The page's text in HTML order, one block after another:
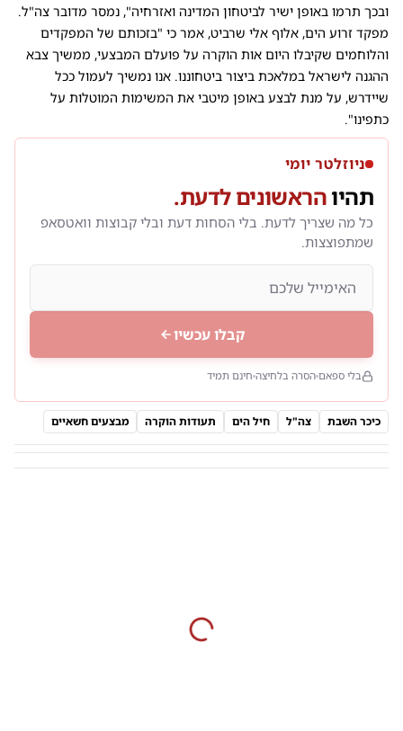
ובכך תרמו באופן ישיר לביטחון המדינה ואזרחיה", נמסר מדובר צה"ל.
מפקד זרוע הים, אלוף אלי שרביט, אמר כי "בזכותם של המפקדים
והלוחמים שקיבלו היום אות הוקרה על פועלם המבצעי, ממשיך צבא
ההגנה לישראל במלאכת ביצור ביטחוננו. אנו נמשיך לעמול ככל
שיידרש, על מנת לבצע באופן מיטבי את המשימות המוטלות על
כתפינו".
ניוזלטר יומי
תהיוהראשונים לדעת.
כל מה שצריך לדעת. בלי הסחות דעת ובלי קבוצות וואטסאפ
שמתפוצצות.
קבלו עכשיו
בלי ספאם הסרה בלחיצה חינם תמיד
כיכר השבת צה"ל חיל הים תעודות הוקרה מבצעים חשאיים